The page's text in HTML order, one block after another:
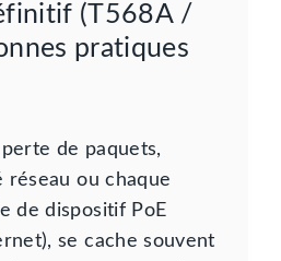
(T568A /
pratiques
de paquets,
réseau ou chaque
de dispositif PoE
se cache souvent